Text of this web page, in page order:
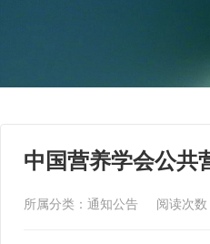
中国营养学会公共
所属分类：通知公告 阅读次